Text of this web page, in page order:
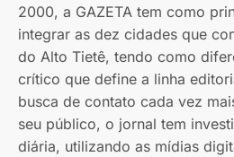
2000, a GAZETA tem como
integrar as dez cidades que
do Alto Tietê, tendo como
crítico que define a linha
busca de contato cada vez
seu público, o jornal tem
diária, utilizando as mídias